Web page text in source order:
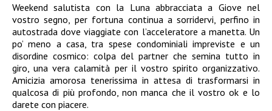
Weekend salutista con la Luna abbracciata a Giove nel
vostro segno, per fortuna continua a sorridervi, perfino in
autostrada dove viaggiate con l’acceleratore a manetta. Un
po’ meno a casa, tra spese condominiali impreviste e un
disordine cosmico: colpa del partner che semina tutto in
giro, una vera calamità per il vostro spirito organizzativo.
Amicizia amorosa tenerissima in attesa di trasformarsi in
qualcosa di più profondo, non manca che il vostro ok e lo
darete con piacere.